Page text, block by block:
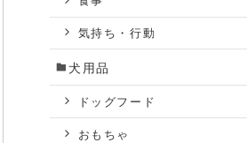
気持ち・行動
犬用品
ドッグフード
おもちゃ